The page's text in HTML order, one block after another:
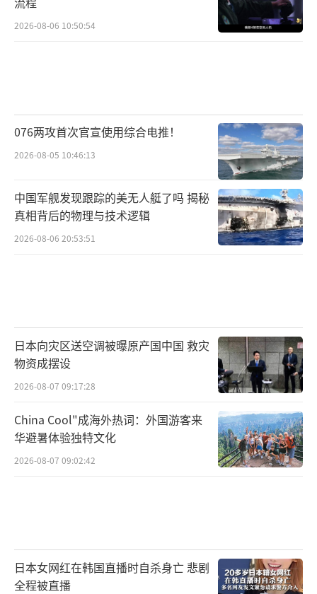
2026-08-06 10:50:54
076两攻首次官宣使用综合电推！
2026-08-05 10:46:13
中国军舰发现跟踪的美无人艇了吗 揭秘
真相背后的物理与技术逻辑
2026-08-06 20:53:51
日本向灾区送空调被曝原产国中国 救灾
物资成摆设
2026-08-07 09:17:28
China Cool"成海外热词：外国游客来
华避暑体验独特文化
2026-08-07 09:02:42
日本女网红在韩国直播时自杀身亡 悲剧
全程被直播